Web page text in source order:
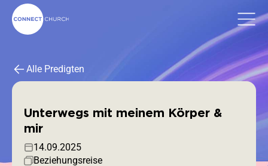
Alle Predigten
Unterwegs mit meinem Körper &
mir
14.09.2025
Beziehungsreise